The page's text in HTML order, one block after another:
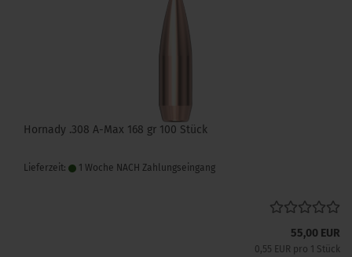
Hornady .308 A-Max 168 gr 100 Stück
Lieferzeit: 1 Woche NACH Zahlungseingang
55,00 EUR
0,55 EUR pro 1 Stück